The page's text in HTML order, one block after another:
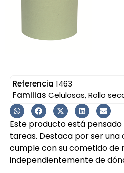
Referencia 1463
Familias Celulosas,Rollo
Este producto está
tareas. Destaca por ser una
cumple con su cometido de
independientemente de